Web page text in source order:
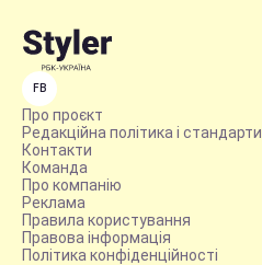
FB
Про проєкт
Редакційна політика і стандарти
Контакти
Команда
Про компанію
Реклама
Правила користування
Правова інформація
Політика конфіденційності